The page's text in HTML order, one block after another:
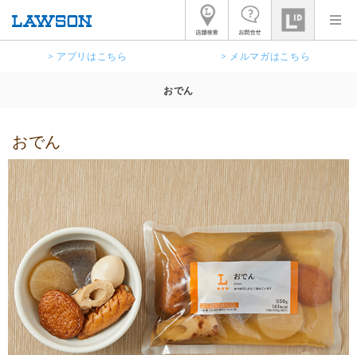
> アプリはこちら > メルマガはこちら
おでん
おでん